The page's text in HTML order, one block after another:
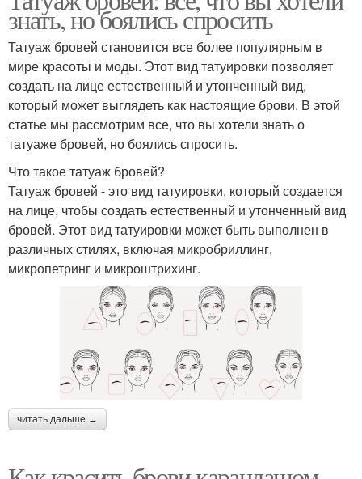
знать, но боялись спросить
Татуаж бровей становится все более популярным в
мире красоты и моды. Этот вид татуировки позволяет
создать на лице естественный и утонченный вид,
который может выглядеть как настоящие брови. В этой
статье мы рассмотрим все, что вы хотели знать о
татуаже бровей, но боялись спросить.
Что такое татуаж бровей?
Татуаж бровей - это вид татуировки, который создается
на лице, чтобы создать естественный и утонченный вид
бровей. Этот вид татуировки может быть выполнен в
различных стилях, включая микробриллинг,
микропетринг и микроштрихинг.
читать дальше →